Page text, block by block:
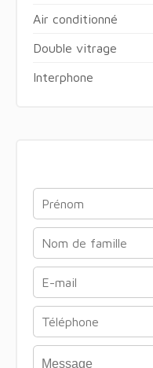
Air conditionné
Double vitrage
Interphone